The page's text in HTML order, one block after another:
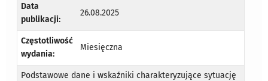
Data
publikacji:
26.08.2025
Częstotliwość
wydania:
Miesięczna
Podstawowe dane i wskaźniki charakteryzujące sytuację